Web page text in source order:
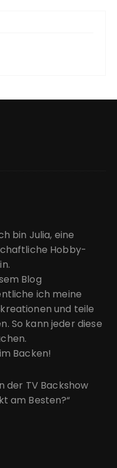
bin Julia, eine
Hobby-
Blog
ich meine
und teile
So kann jeder diese
Backen!
der TV Backshow
am Besten?“